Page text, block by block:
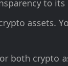
to
assets.
both crypto